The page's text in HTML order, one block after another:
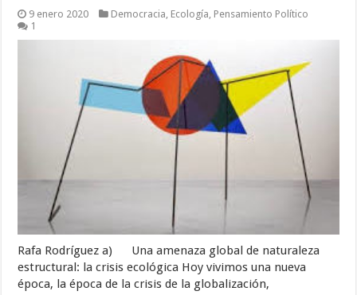
9 enero 2020 Democracia Ecología Pensamiento Político
1
Rafa Rodríguez a) Una amenaza global de naturaleza
estructural: la crisis ecológica Hoy vivimos una nueva
época, la época de la crisis de la globalización,